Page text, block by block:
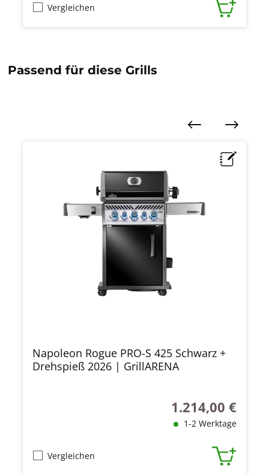
Vergleichen
Passend für diese Grills
Napoleon Rogue PRO-S 425 Schwarz +
Drehspieß 2026 | GrillARENA
Regulärer Preis:
1.214,00 €
1-2 Werktage
Vergleichen